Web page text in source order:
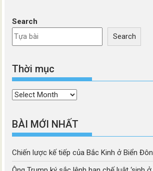
Search
Search
Thời mục
Thời
BÀI MỚI NHẤT
Chiến lược kế tiếp của Bắc Kinh ở Biển